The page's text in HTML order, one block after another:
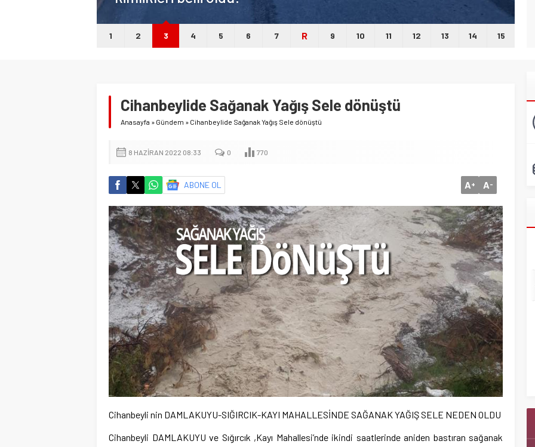
1 2 3 4 5 6 7 R 9 10 11 12 13 14 15
Cihanbeylide Sağanak Yağış Sele dönüştü
Anasayfa » Gündem » Cihanbeylide Sağanak Yağış Sele dönüştü
8 HAZIRAN 2022 08:33 0 770
ABONE OL A+ A-
Cihanbeyli nin DAMLAKUYU-SIĞIRCIK-KAYI MAHALLESİNDE SAĞANAK YAĞIŞ SELE NEDEN OLDU
Cihanbeyli DAMLAKUYU ve Sığırcık ,Kayı Mahallesi’nde ikindi saatlerinde aniden bastıran sağanak
Başkan Adayı Kemal Tekin Sahada
Ziyaretlerini Yoğunlaştırdı
Konyalı Çiftci Feci şekilde Can Verdi